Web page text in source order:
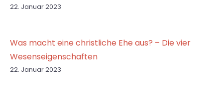
22. Januar 2023
Was macht eine christliche Ehe aus? – Die vier
Wesenseigenschaften
22. Januar 2023